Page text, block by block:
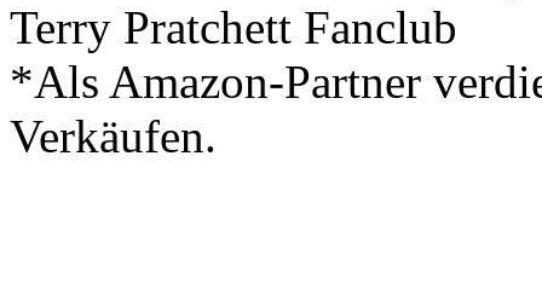
Terry Pratchett Fanclub
*Als Amazon-Partner
Verkäufen.